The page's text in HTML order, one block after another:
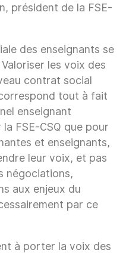
président de la FSE-
des enseignants se
les voix des
contrat social
tout à fait
enseignant
FSE-CSQ que pour
et enseignants,
leur voix, et pas
négociations,
aux enjeux du
par ce
à porter la voix des